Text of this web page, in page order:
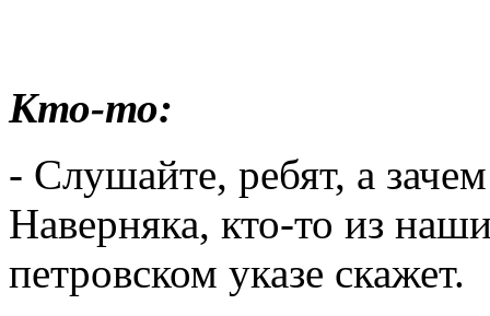
Кто-то:
- Слушайте, ребят, а
Наверняка, кто-то из
петровском указе скажет.